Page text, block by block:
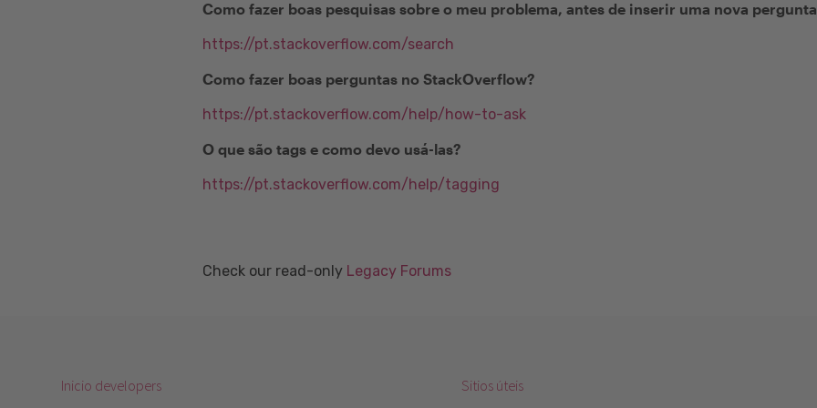
Como fazer boas pesquisas sobre o meu problema, antes de inserir uma nova
https://pt.stackoverflow.com/search
Como fazer boas perguntas no StackOverflow?
https://pt.stackoverflow.com/help/how-to-ask
O que são tags e como devo usá-las?
https://pt.stackoverflow.com/help/tagging
Check our read-only Legacy Forums
Inicio developers Sitios úteis